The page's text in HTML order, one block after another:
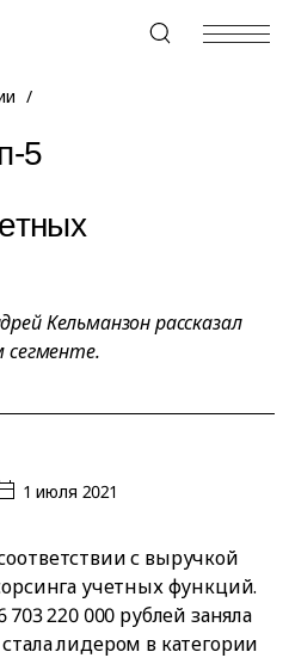
+7 (495) 967-80-80
/
5
Кельманзон рассказал
сегменте.
1 июля 2021
с выручкой
учетных функций.
220 000 рублей заняла
лидером в категории